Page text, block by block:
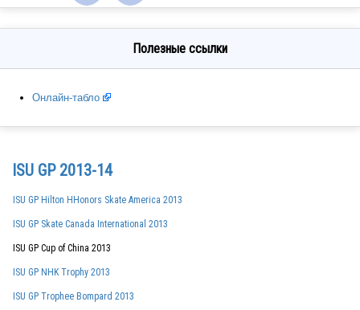
Полезные ссылки
Онлайн-табло
ISU GP 2013-14
ISU GP Hilton HHonors Skate America 2013
ISU GP Skate Canada International 2013
ISU GP Cup of China 2013
ISU GP NHK Trophy 2013
ISU GP Trophee Bompard 2013